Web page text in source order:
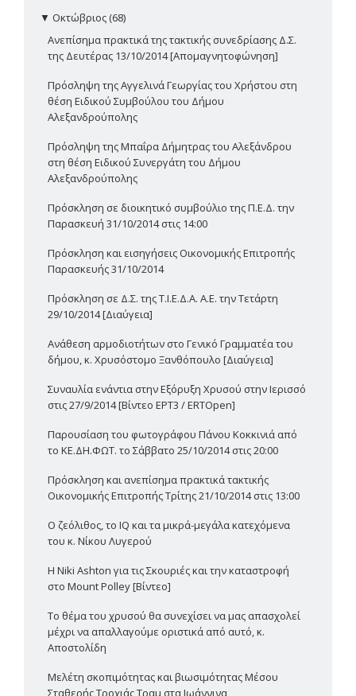
▼ Οκτώβριος (68)
Ανεπίσημα πρακτικά της τακτικής συνεδρίασης Δ.Σ.
της Δευτέρας 13/10/2014 [Απομαγνητοφώνηση]
Πρόσληψη της Αγγελινά Γεωργίας του Χρήστου στη
θέση Ειδικού Συμβούλου του Δήμου
Αλεξανδρούπολης
Πρόσληψη της Μπαΐρα Δήμητρας του Αλεξάνδρου
στη θέση Ειδικού Συνεργάτη του Δήμου
Αλεξανδρούπολης
Πρόσκληση σε διοικητικό συμβούλιο της Π.Ε.Δ. την
Παρασκευή 31/10/2014 στις 14:00
Πρόσκληση και εισηγήσεις Οικονομικής Επιτροπής
Παρασκευής 31/10/2014
Πρόσκληση σε Δ.Σ. της Τ.Ι.Ε.Δ.Α. Α.Ε. την Τετάρτη
29/10/2014 [Διαύγεια]
Ανάθεση αρμοδιοτήτων στο Γενικό Γραμματέα του
δήμου, κ. Χρυσόστομο Ξανθόπουλο [Διαύγεια]
Συναυλία ενάντια στην Εξόρυξη Χρυσού στην Ιερισσό
στις 27/9/2014 [Βίντεο ΕΡΤ3 / ERTOpen]
Παρουσίαση του φωτογράφου Πάνου Κοκκινιά από
το ΚΕ.ΔΗ.ΦΩΤ. το Σάββατο 25/10/2014 στις 20:00
Πρόσκληση και ανεπίσημα πρακτικά τακτικής
Οικονομικής Επιτροπής Τρίτης 21/10/2014 στις 13:00
Ο ζεόλιθος, το IQ και τα μικρά-μεγάλα κατεχόμενα
του κ. Νίκου Λυγερού
Η Niki Ashton για τις Σκουριές και την καταστροφή
στο Mount Polley [Βίντεο]
Το θέμα του χρυσού θα συνεχίσει να μας απασχολεί
μέχρι να απαλλαγούμε οριστικά από αυτό, κ.
Αποστολίδη
Μελέτη σκοπιμότητας και βιωσιμότητας Μέσου
Σταθερής Τροχιάς Τραμ στα Ιωάννινα